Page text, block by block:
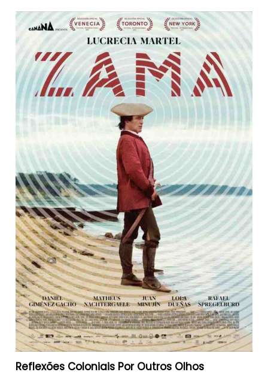
Reflexões Coloniais Por Outros Olhos